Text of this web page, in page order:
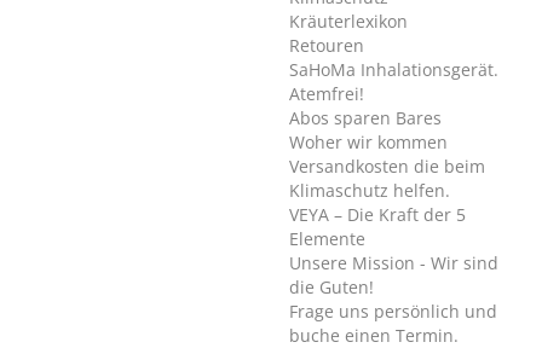
Kräuterlexikon
Retouren
SaHoMa Inhalationsgerät.
Atemfrei!
Abos sparen Bares
Woher wir kommen
Versandkosten die beim
Klimaschutz helfen.
VEYA – Die Kraft der 5
Elemente
Unsere Mission - Wir sind
die Guten!
Frage uns persönlich und
buche einen Termin.